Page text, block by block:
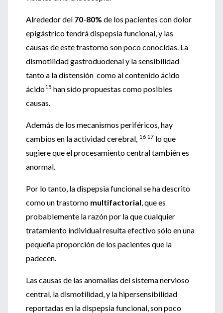
Alrededor del 70-80% de los pacientes con dolor
epigástrico tendrá dispepsia funcional, y las
causas de este trastorno son poco conocidas. La
dismotilidad gastroduodenal y la sensibilidad
tanto a la distensión como al contenido ácido
ácido15 han sido propuestas como posibles
causas.
Además de los mecanismos periféricos, hay
cambios en la actividad cerebral, 16 17 lo que
sugiere que el procesamiento central también es
anormal.
Por lo tanto, la dispepsia funcional se ha descrito
como un trastorno multifactorial, que es
probablemente la razón por la que cualquier
tratamiento individual resulta efectivo sólo en una
pequeña proporción de los pacientes que la
padecen.
Las causas de las anomalías del sistema nervioso
central, la dismotilidad, y la hipersensibilidad
reportadas en la dispepsia funcional, son poco